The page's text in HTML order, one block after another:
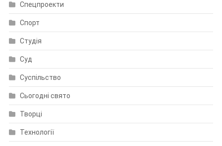
Спецпроекти
Спорт
Студія
Суд
Суспільство
Сьогодні свято
Творці
Технології